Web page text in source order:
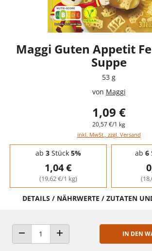
Maggi Guten Appetit
Suppe
53 g
von Maggi
1,09 €
20,57 €/1 kg
inkl. MwSt., zzgl. Versand
Staffelpreise - Mengenrabatt
ab 3Stück 5%
1,04 €
(19,62 €/1 kg)
ab 6
DETAILS / NÄHRWERTE / ZUTATEN
ANZAHL VERRINGERNANZAHL ERHÖHEN
IN DEN